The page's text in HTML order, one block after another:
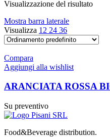
Visualizzazione del risultato
Mostra barra laterale
Visualizza 12 24 36
Compara
Aggiungi alla wishlist
ARANCIATA ROSSA
Su preventivo
Food&Beverage distribution.